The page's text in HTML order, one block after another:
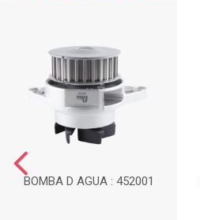
BOMBA D AGUA : 452001